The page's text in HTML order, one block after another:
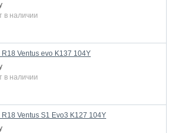
в наличии
Ventus evo K137 104Y
в наличии
Ventus S1 Evo3 K127 104Y